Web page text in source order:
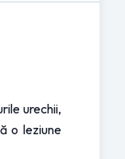
urechii,
o leziune